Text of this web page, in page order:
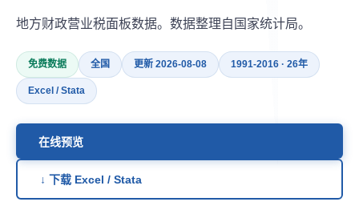
地方财政营业税面板数据。数据整理自国家统计局。
免费数据 全国 更新 2026-08-08 1991-2016 · 26年
Excel / Stata
在线预览
↓ 下载 Excel / Stata